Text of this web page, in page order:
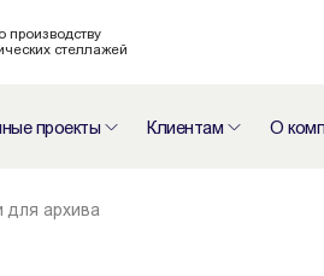
производству
стеллажей
проекты Клиентам О
для архива